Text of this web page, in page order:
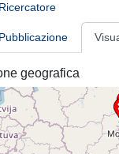
geografica